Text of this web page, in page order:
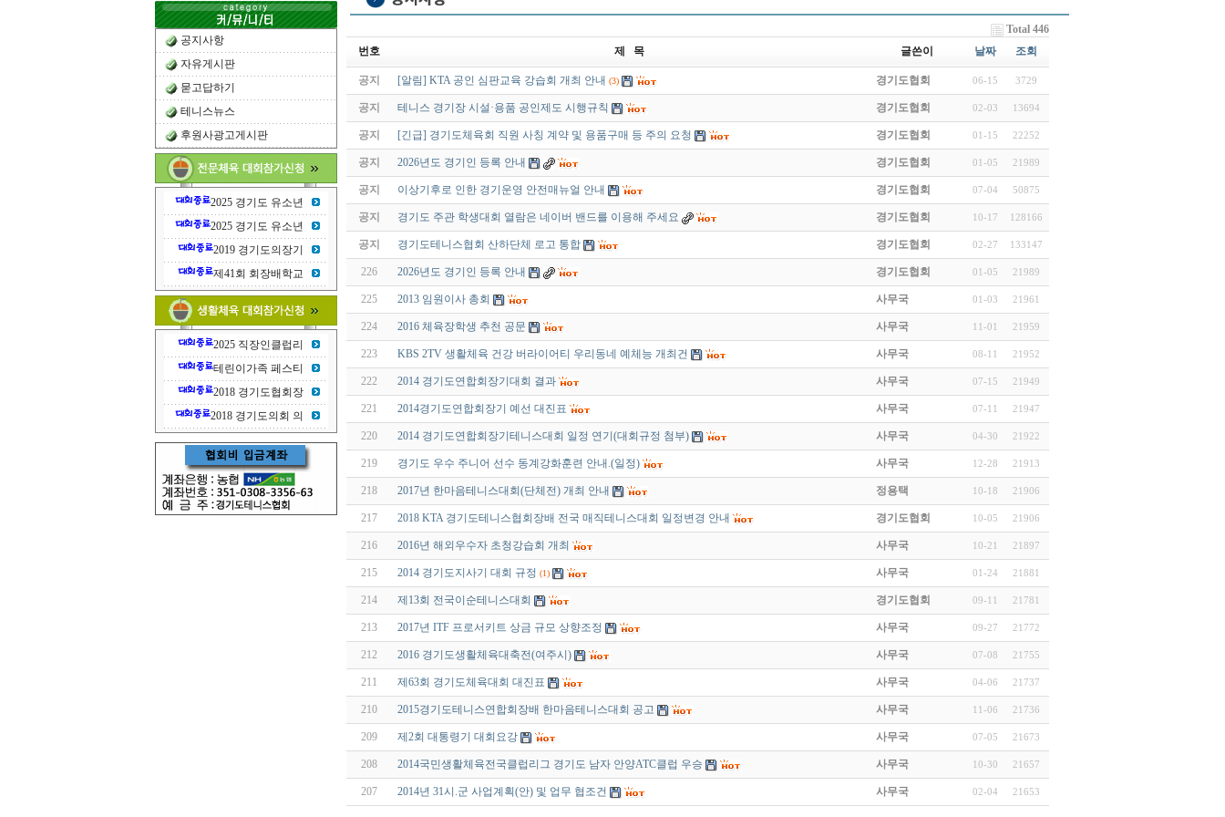
공지사항
자유게시판
묻고답하기
테니스뉴스
후원사광고게시판
2025 경기도 유소년
2025 경기도 유소년
2019 경기도의장기
제41회 회장배학교
2025 직장인클럽리
테린이가족 페스티
2018 경기도협회장
2018 경기도의회 의
Total 446
번호
제 목 글쓴이 날짜 조회
공지 [알림] KTA 공인 심판교육 강습회 개최 안내 (3) 경기도협회 06-15 3729
공지 테니스 경기장 시설·용품 공인제도 시행규칙 경기도협회 02-03 13694
공지 [긴급] 경기도체육회 직원 사칭 계약 및 용품구매 등 주의 요청 경기도협회 01-15 22252
공지 2026년도 경기인 등록 안내 경기도협회 01-05 21989
공지 이상기후로 인한 경기운영 안전매뉴얼 안내 경기도협회 07-04 50875
공지 경기도 주관 학생대회 열람은 네이버 밴드를 이용해 주세요 경기도협회 10-17 128166
공지 경기도테니스협회 산하단체 로고 통합 경기도협회 02-27 133147
226 2026년도 경기인 등록 안내 경기도협회 01-05 21989
225 2013 임원이사 총회 사무국 01-03 21961
224 2016 체육장학생 추천 공문 사무국 11-01 21959
223 KBS 2TV 생활체육 건강 버라이어티 우리동네 예체능 개최건 사무국 08-11 21952
222 2014 경기도연합회장기대회 결과 사무국 07-15 21949
221 2014경기도연합회장기 예선 대진표 사무국 07-11 21947
220 2014 경기도연합회장기테니스대회 일정 연기(대회규정 첨부) 사무국 04-30 21922
219 경기도 우수 주니어 선수 동계강화훈련 안내.(일정) 사무국 12-28 21913
218 2017년 한마음테니스대회(단체전) 개최 안내 정용택 10-18 21906
217 2018 KTA 경기도테니스협회장배 전국 매직테니스대회 일정변경 안내 경기도협회 10-05 21906
216 2016년 해외우수자 초청강습회 개최 사무국 10-21 21897
215 2014 경기도지사기 대회 규정 (1) 사무국 01-24 21881
214 제13회 전국이순테니스대회 경기도협회 09-11 21781
213 2017년 ITF 프로서키트 상금 규모 상향조정 사무국 09-27 21772
212 2016 경기도생활체육대축전(여주시) 사무국 07-08 21755
211 제63회 경기도체육대회 대진표 사무국 04-06 21737
210 2015경기도테니스연합회장배 한마음테니스대회 공고 사무국 11-06 21736
209 제2회 대통령기 대회요강 사무국 07-05 21673
208 2014국민생활체육전국클럽리그 경기도 남자 안양ATC클럽 우승 사무국 10-30 21657
207 2014년 31시.군 사업계획(안) 및 업무 협조건 사무국 02-04 21653